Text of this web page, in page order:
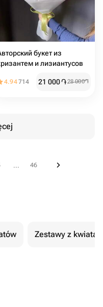
букет из
и лизиантусов
4.94714 21 000֏28 000֏
... 46
Zestawy z